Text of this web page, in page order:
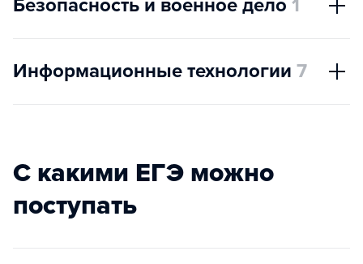
Безопасность и военное дело 1
Информационные технологии 7
С какими ЕГЭ можно
поступать